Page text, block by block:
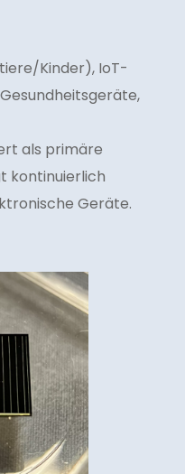
Kinder), IoT-
als primäre
kontinuierlich
Geräte.